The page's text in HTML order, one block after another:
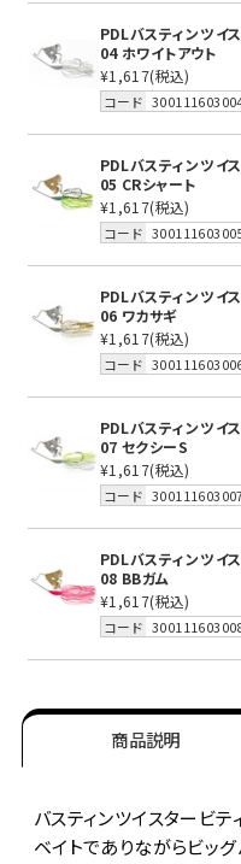
PDLバスティンツイ
04 ホワイトアウト
¥1,617(税込)
コード
PDLバスティンツイ
05 CRシャート
¥1,617(税込)
コード
PDLバスティンツイ
06 ワカサギ
¥1,617(税込)
コード
PDLバスティンツイ
07 セクシーS
¥1,617(税込)
コード
PDLバスティンツイ
08 BBガム
¥1,617(税込)
コード
商品説明
バスティンツイスタービ
ベイトでありながらビッ